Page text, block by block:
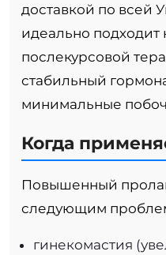
доставкой по всей
идеально подходит
послекурсовой
стабильный
минимальные
Когда
Повышенный
следующим
гинекомастия